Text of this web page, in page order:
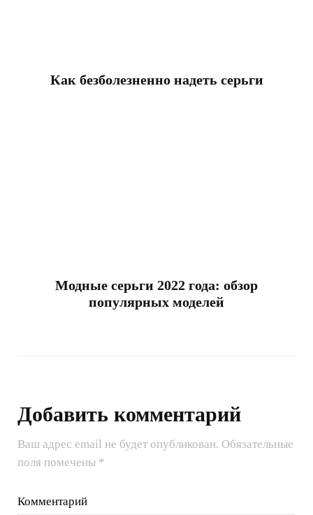
Как безболезненно надеть серьги
Модные серьги 2022 года: обзор
популярных моделей
Добавить комментарий
Ваш адрес email не будет опубликован. Обязательные
поля помечены *
Комментарий